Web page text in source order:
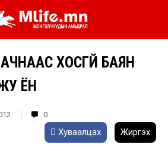
ХОСГҮЙ БАЯН
ЁН
0
Хуваалцах Жиргэх